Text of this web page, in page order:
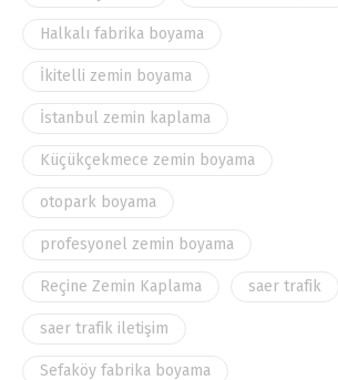
Halkalı fabrika boyama
İkitelli zemin boyama
İstanbul zemin kaplama
Küçükçekmece zemin boyama
otopark boyama
profesyonel zemin boyama
Reçine Zemin Kaplama saer trafik
saer trafik iletişim
Sefaköy fabrika boyama